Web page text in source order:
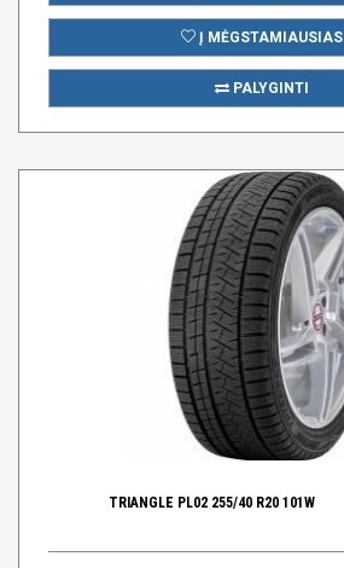
Į MĖGSTAMIAUSIAS
PALYGINTI
TRIANGLE PL02 255/40 R20 101W